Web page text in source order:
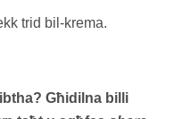
trid bil-krema.
Għidilna billi